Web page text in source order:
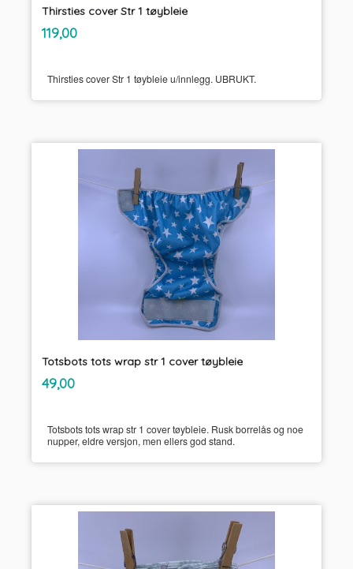
Thirsties cover Str 1 tøybleie
Pris
119,00mva.
Thirsties cover Str 1 tøybleie u/innlegg. UBRUKT.
Totsbots tots wrap str 1 cover tøybleie
Pris
49,00mva.
Totsbots tots wrap str 1 cover tøybleie. Rusk borrelås og noe
nupper, eldre versjon, men ellers god stand.